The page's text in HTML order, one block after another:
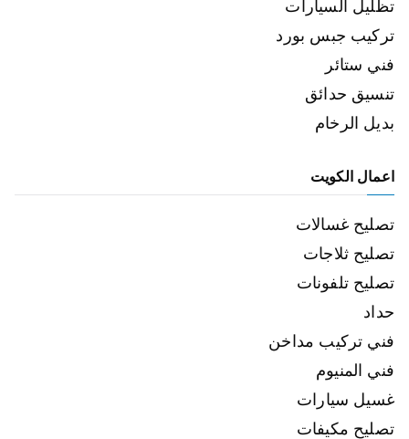
تظليل السيارات
تركيب جبس بورد
فني ستائر
تنسيق حدائق
بديل الرخام
اعمال الكويت
تصليح غسالات
تصليح ثلاجات
تصليح تلفونات
حداد
فني تركيب مداخن
فني المنيوم
غسيل سيارات
تصليح مكيفات